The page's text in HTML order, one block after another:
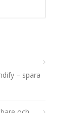
– spara